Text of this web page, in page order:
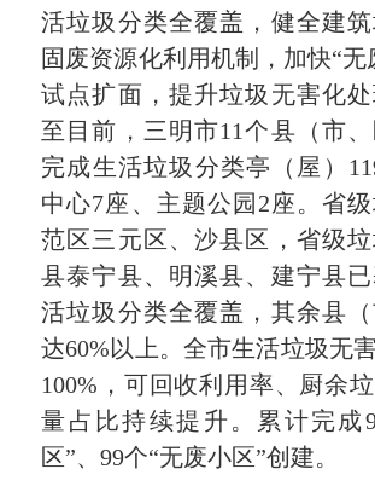
活垃圾分类全覆盖，健全建
固废资源化利用机制，加快“无
试点扩面，提升垃圾无害化
至目前，三明市11个县（市
完成生活垃圾分类亭（屋）
中心7座、主题公园2座。省
范区三元区、沙县区，省级
县泰宁县、明溪县、建宁县
活垃圾分类全覆盖，其余县
达60%以上。全市生活垃圾无
100%，可回收利用率、厨余
量占比持续提升。累计完成
区”、99个“无废小区”创建。